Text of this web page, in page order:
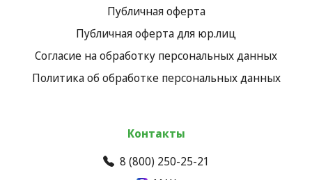
Публичная оферта
Публичная оферта для юр.лиц
Согласие на обработку персональных данных
Политика об обработке персональных данных
Контакты
8 (800) 250-25-21